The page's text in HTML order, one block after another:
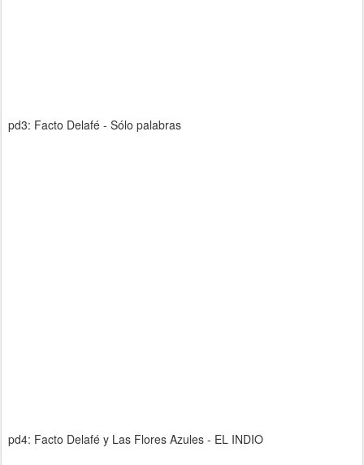
pd3: Facto Delafé - Sólo palabras
pd4: Facto Delafé y Las Flores Azules - EL INDIO